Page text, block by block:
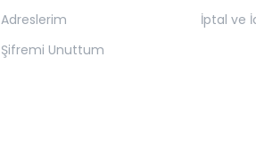
Adreslerim
Şifremi Unuttum
İptal ve